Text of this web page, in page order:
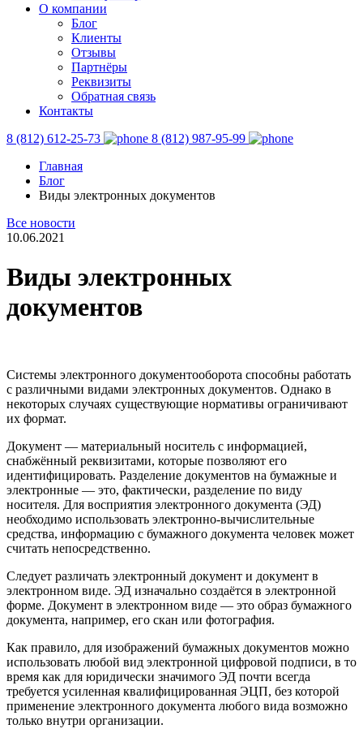
О компании
Блог
Клиенты
Отзывы
Партнёры
Реквизиты
Обратная связь
Контакты
8 (812) 612-25-73
8 (812) 987-95-99
Главная
Блог
Виды электронных документов
Все новости
10.06.2021
Виды электронных
документов
Системы электронного документооборота способны работать
с различными видами электронных документов. Однако в
некоторых случаях существующие нормативы ограничивают
их формат.
Документ — материальный носитель с информацией,
снабжённый реквизитами, которые позволяют его
идентифицировать. Разделение документов на бумажные и
электронные — это, фактически, разделение по виду
носителя. Для восприятия электронного документа (ЭД)
необходимо использовать электронно-вычислительные
средства, информацию с бумажного документа человек может
считать непосредственно.
Следует различать электронный документ и документ в
электронном виде. ЭД изначально создаётся в электронной
форме. Документ в электронном виде — это образ бумажного
документа, например, его скан или фотография.
Как правило, для изображений бумажных документов можно
использовать любой вид электронной цифровой подписи, в то
время как для юридически значимого ЭД почти всегда
требуется усиленная квалифицированная ЭЦП, без которой
применение электронного документа любого вида возможно
только внутри организации.